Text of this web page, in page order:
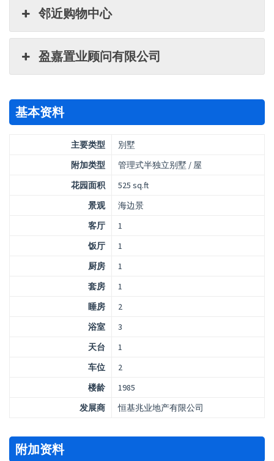
邻近购物中心
盈嘉置业顾问有限公司
基本资料
主要类型
別墅
附加类型
管理式半独立别墅 / 屋
花园面积
525 sq.ft
景观
海边景
客厅
1
饭厅
1
厨房
1
套房
1
睡房
2
浴室
3
天台
1
车位
2
楼龄
1985
发展商
恒基兆业地产有限公司
附加资料